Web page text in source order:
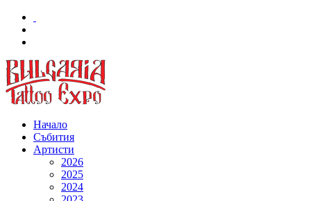
Начало
Събития
Артисти
2026
2025
2024